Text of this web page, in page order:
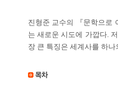
진형준 교수의 『문학으로
는 새로운 시도에 가깝다.
장 큰 특징은 세계사를 하